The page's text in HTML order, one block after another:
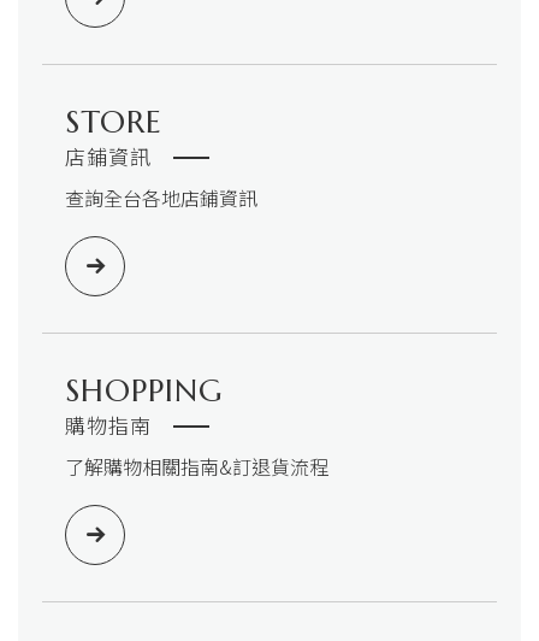
STORE
店鋪資訊
查詢全台各地店鋪資訊
SHOPPING
購物指南
了解購物相關指南&訂退貨流程